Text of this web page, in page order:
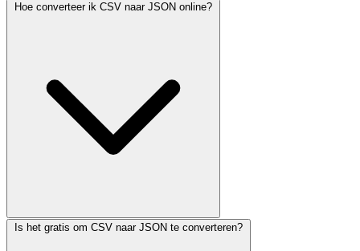
Hoe converteer ik CSV naar JSON online?
Is het gratis om CSV naar JSON te converteren?